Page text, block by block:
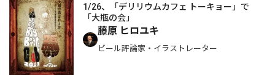
1/26、「デリリウムカフェ トーキョー」で
「大瓶の会」
藤原 ヒロユキ
ビール評論家・イラストレーター